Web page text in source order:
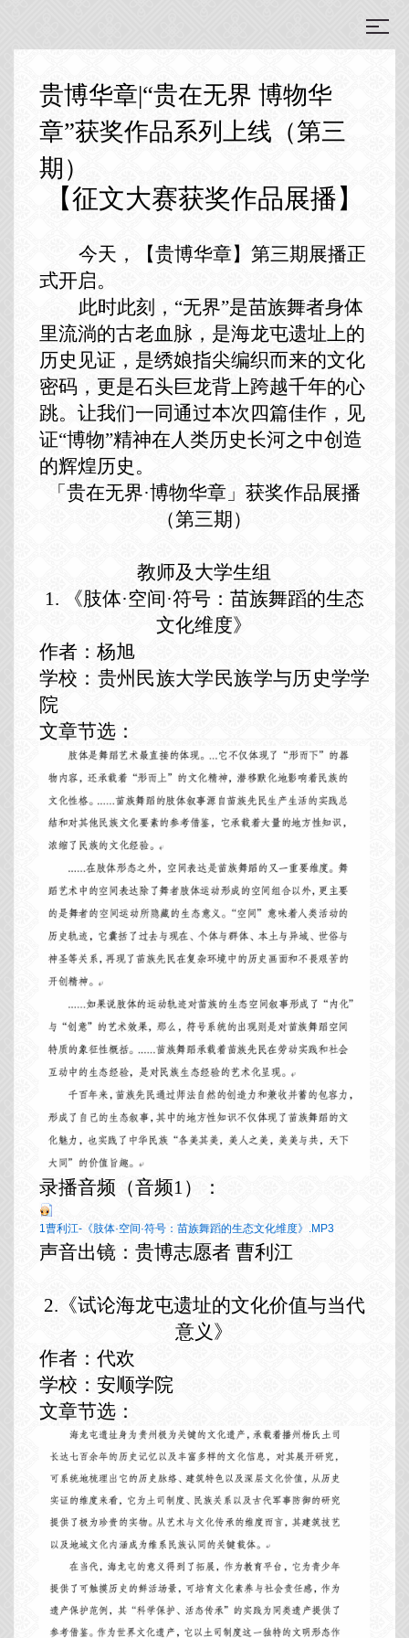
贵博华章|“贵在无界 博物华
章”获奖作品系列上线（第三
期）
【征文大赛获奖作品展播】
今天，【贵博华章】第三期展播正
式开启。
此时此刻， “无界”是苗族舞者身体
里流淌的古老血脉，是海龙屯遗址上的
历史见证 ，是绣娘指尖编织而来的文化
密码，更是石头巨龙背上跨越千年的心
跳。 让我们一同通过本次四篇佳作，见
证“博物”精神在人类历史长河之中创造
的辉煌历史 。
「贵在无界·博物华章」获奖作品展播
（第三期 ）
教师及大学生组
1.
《肢体·空间·符号：苗族舞蹈的生态
文化维度》
作者：杨旭
学校：贵州民族大学民族学与历史学学
院
文章节选：
录播音频（音频1）：
1曹利江-《肢体·空间·符号：苗族舞蹈的生态文化维度》.MP3
声音出镜：贵博志愿者 曹利江
2.《试论海龙屯遗址的文化价值与当代
意义》
作者：代欢
学校：安顺学院
文章节选：